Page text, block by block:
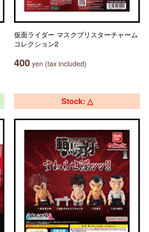
仮面ライダー マスクブリスターチャーム
コレクション2
400 yen (tax included)
Stock: △